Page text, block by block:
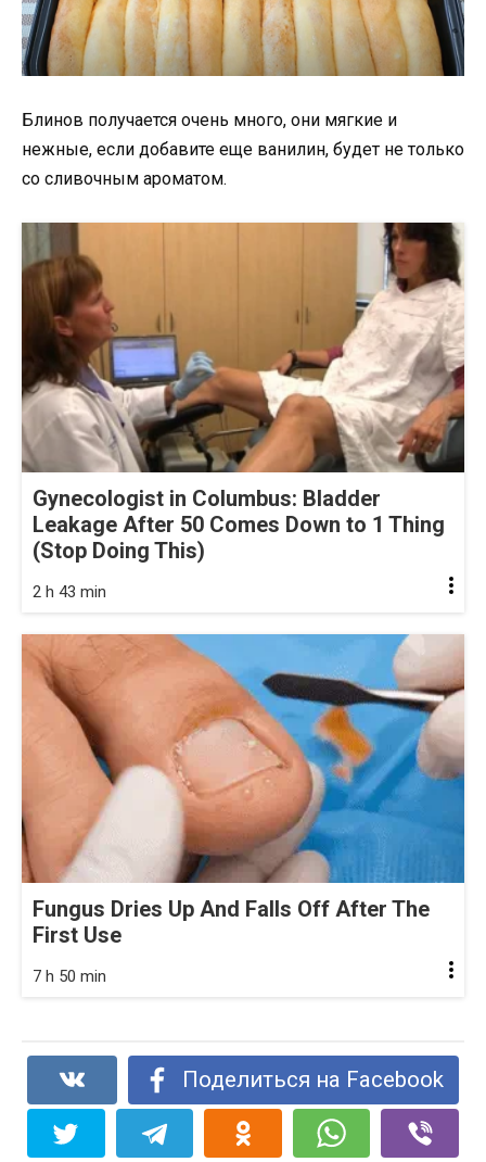
Блинов получается очень много, они мягкие и
нежные, если добавите еще ванилин, будет не только
со сливочным ароматом.
Gynecologist in Columbus: Bladder
Leakage After 50 Comes Down to 1 Thing
(Stop Doing This)
2 h 43 min
Fungus Dries Up And Falls Off After The
First Use
7 h 50 min
Поделиться на Facebook